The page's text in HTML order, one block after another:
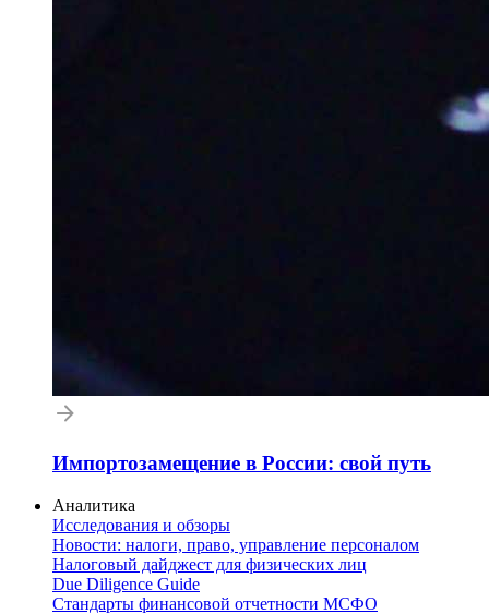
Импортозамещение в России: свой путь
Аналитика
Исследования и обзоры
Новости: налоги, право, управление персоналом
Налоговый дайджест для физических лиц
Due Diligence Guide
Стандарты финансовой отчетности МСФО